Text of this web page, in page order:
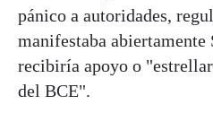
pánico a autoridades,
manifestaba abiertamente
recibiría apoyo o
del BCE".